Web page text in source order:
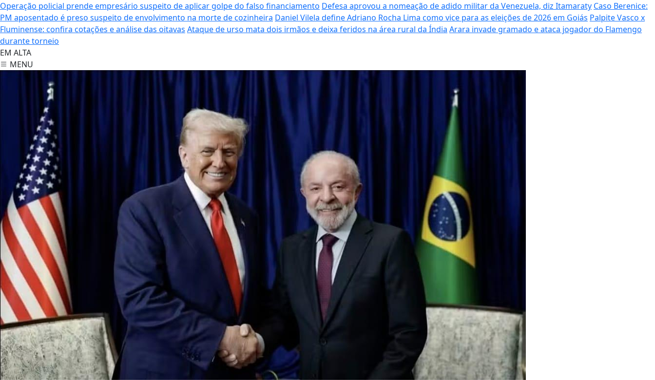
Operação policial prende empresário suspeito de aplicar golpe do falso financiamento Defesa aprovou a nomeação de adido militar da Venezuela, diz Itamaraty Caso Berenice:
PM aposentado é preso suspeito de envolvimento na morte de cozinheira Daniel Vilela define Adriano Rocha Lima como vice para as eleições de 2026 em Goiás Palpite Vasco x
Fluminense: confira cotações e análise das oitavas Ataque de urso mata dois irmãos e deixa feridos na área rural da Índia Arara invade gramado e ataca jogador do Flamengo
durante torneio
EM ALTA
MENU